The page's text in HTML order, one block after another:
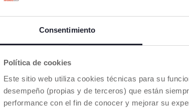
Consentimiento
Política de cookies
Este sitio web utiliza cookies técnicas para su
desempeño (propias y de terceros) que están
performance con el fin de conocer y mejorar su
PRUEBAS A REALIZAR EN LA
controles periódicos, el ginecólogo medirá el
arterial alta) y complicaciones relacionadas
la futura madre tenga tiempo de desarrollar
vacunación debe realizarse dentro de la
contraiga tos ferina durante los primeros